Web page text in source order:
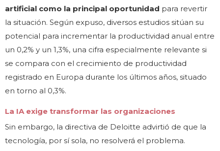
artificial como la principal oportunidad para revertir
la situación. Según expuso, diversos estudios sitúan su
potencial para incrementar la productividad anual entre
un 0,2% y un 1,3%, una cifra especialmente relevante si
se compara con el crecimiento de productividad
registrado en Europa durante los últimos años, situado
en torno al 0,3%.
La IA exige transformar las organizaciones
Sin embargo, la directiva de Deloitte advirtió de que la
tecnología, por sí sola, no resolverá el problema.